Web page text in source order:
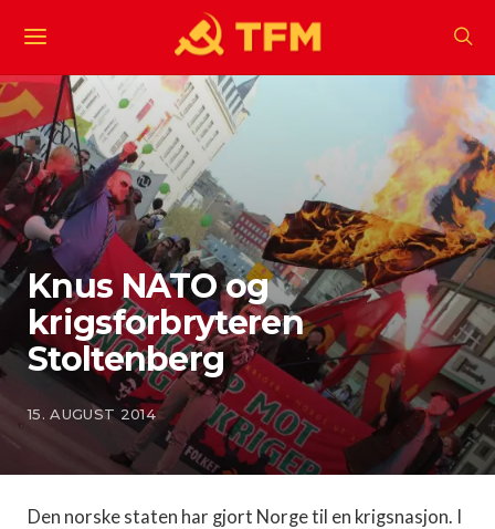
Knus NATO og
krigsforbryteren
Stoltenberg
15. AUGUST 2014
Den norske staten har gjort Norge til en krigsnasjon. I